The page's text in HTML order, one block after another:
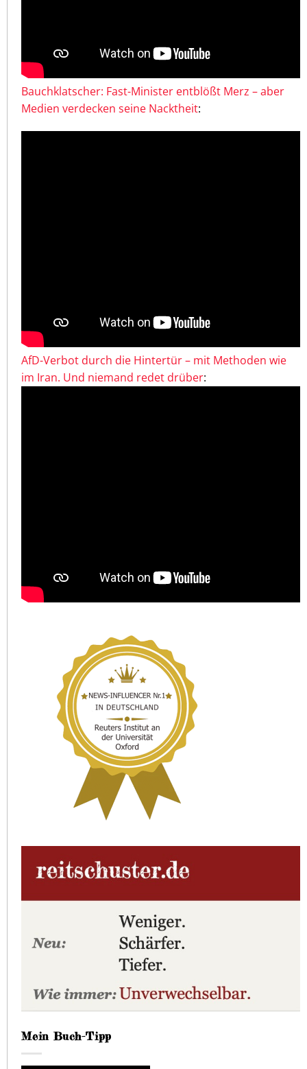
Bauchklatscher: Fast-Minister entblößt Merz – aber
Medien verdecken seine Nacktheit:
AfD-Verbot durch die Hintertür – mit Methoden wie
im Iran. Und niemand redet drüber:
Mein Buch-Tipp